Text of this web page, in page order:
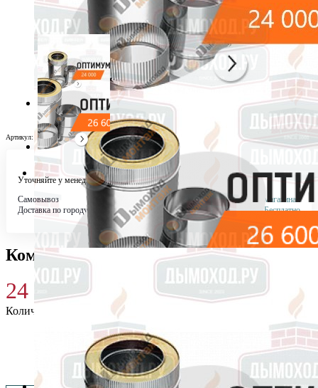
Артикул: Товар 19
Уточняйте у менеджера
Самовывоз
Бесплатно в 4 магазинах
Доставка по городу
Бесплатно
Комплект Дымохода Оптимум
24 000 ₽
Количество
Купить 24 000 ₽